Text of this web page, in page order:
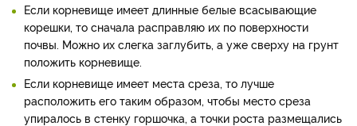
Если корневище имеет длинные белые всасывающие
корешки, то сначала расправляю их по поверхности
почвы. Можно их слегка заглубить, а уже сверху на грунт
положить корневище.
Если корневище имеет места среза, то лучше
расположить его таким образом, чтобы место среза
упиралось в стенку горшочка, а точки роста размещались